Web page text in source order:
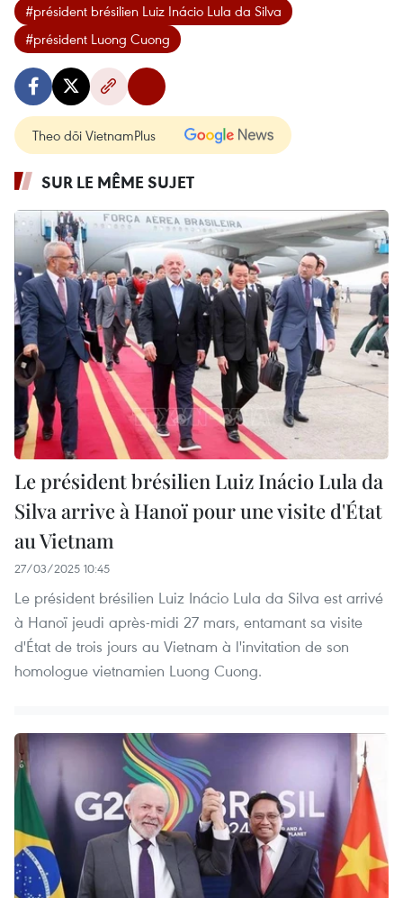
#président brésilien Luiz Inácio Lula da Silva
#président Luong Cuong
Theo dõi VietnamPlus
SUR LE MÊME SUJET
Le président brésilien Luiz Inácio Lula da
Silva arrive à Hanoï pour une visite d'État
au Vietnam
27/03/2025 10:45
Le président brésilien Luiz Inácio Lula da Silva est arrivé
à Hanoï jeudi après-midi 27 mars, entamant sa visite
d'État de trois jours au Vietnam à l'invitation de son
homologue vietnamien Luong Cuong.